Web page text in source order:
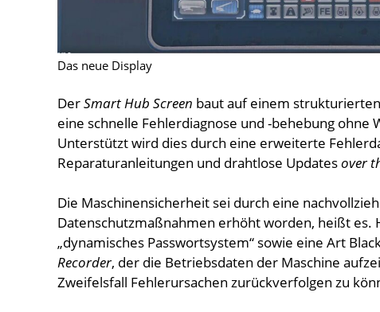
Das neue Display
DerSmart Hub Screen baut auf einem
eine schnelle Fehlerdiagnose und -behebung ohne
Unterstützt wird dies durch eine erweiterte
Reparaturanleitungen und drahtlose Updatesover
Die Maschinensicherheit sei durch eine
Datenschutzmaßnahmen erhöht worden, heißt es.
„dynamisches Passwortsystem“ sowie eine Art
Recorder, der die Betriebsdaten der Maschine
Zweifelsfall Fehlerursachen zurückverfolgen zu